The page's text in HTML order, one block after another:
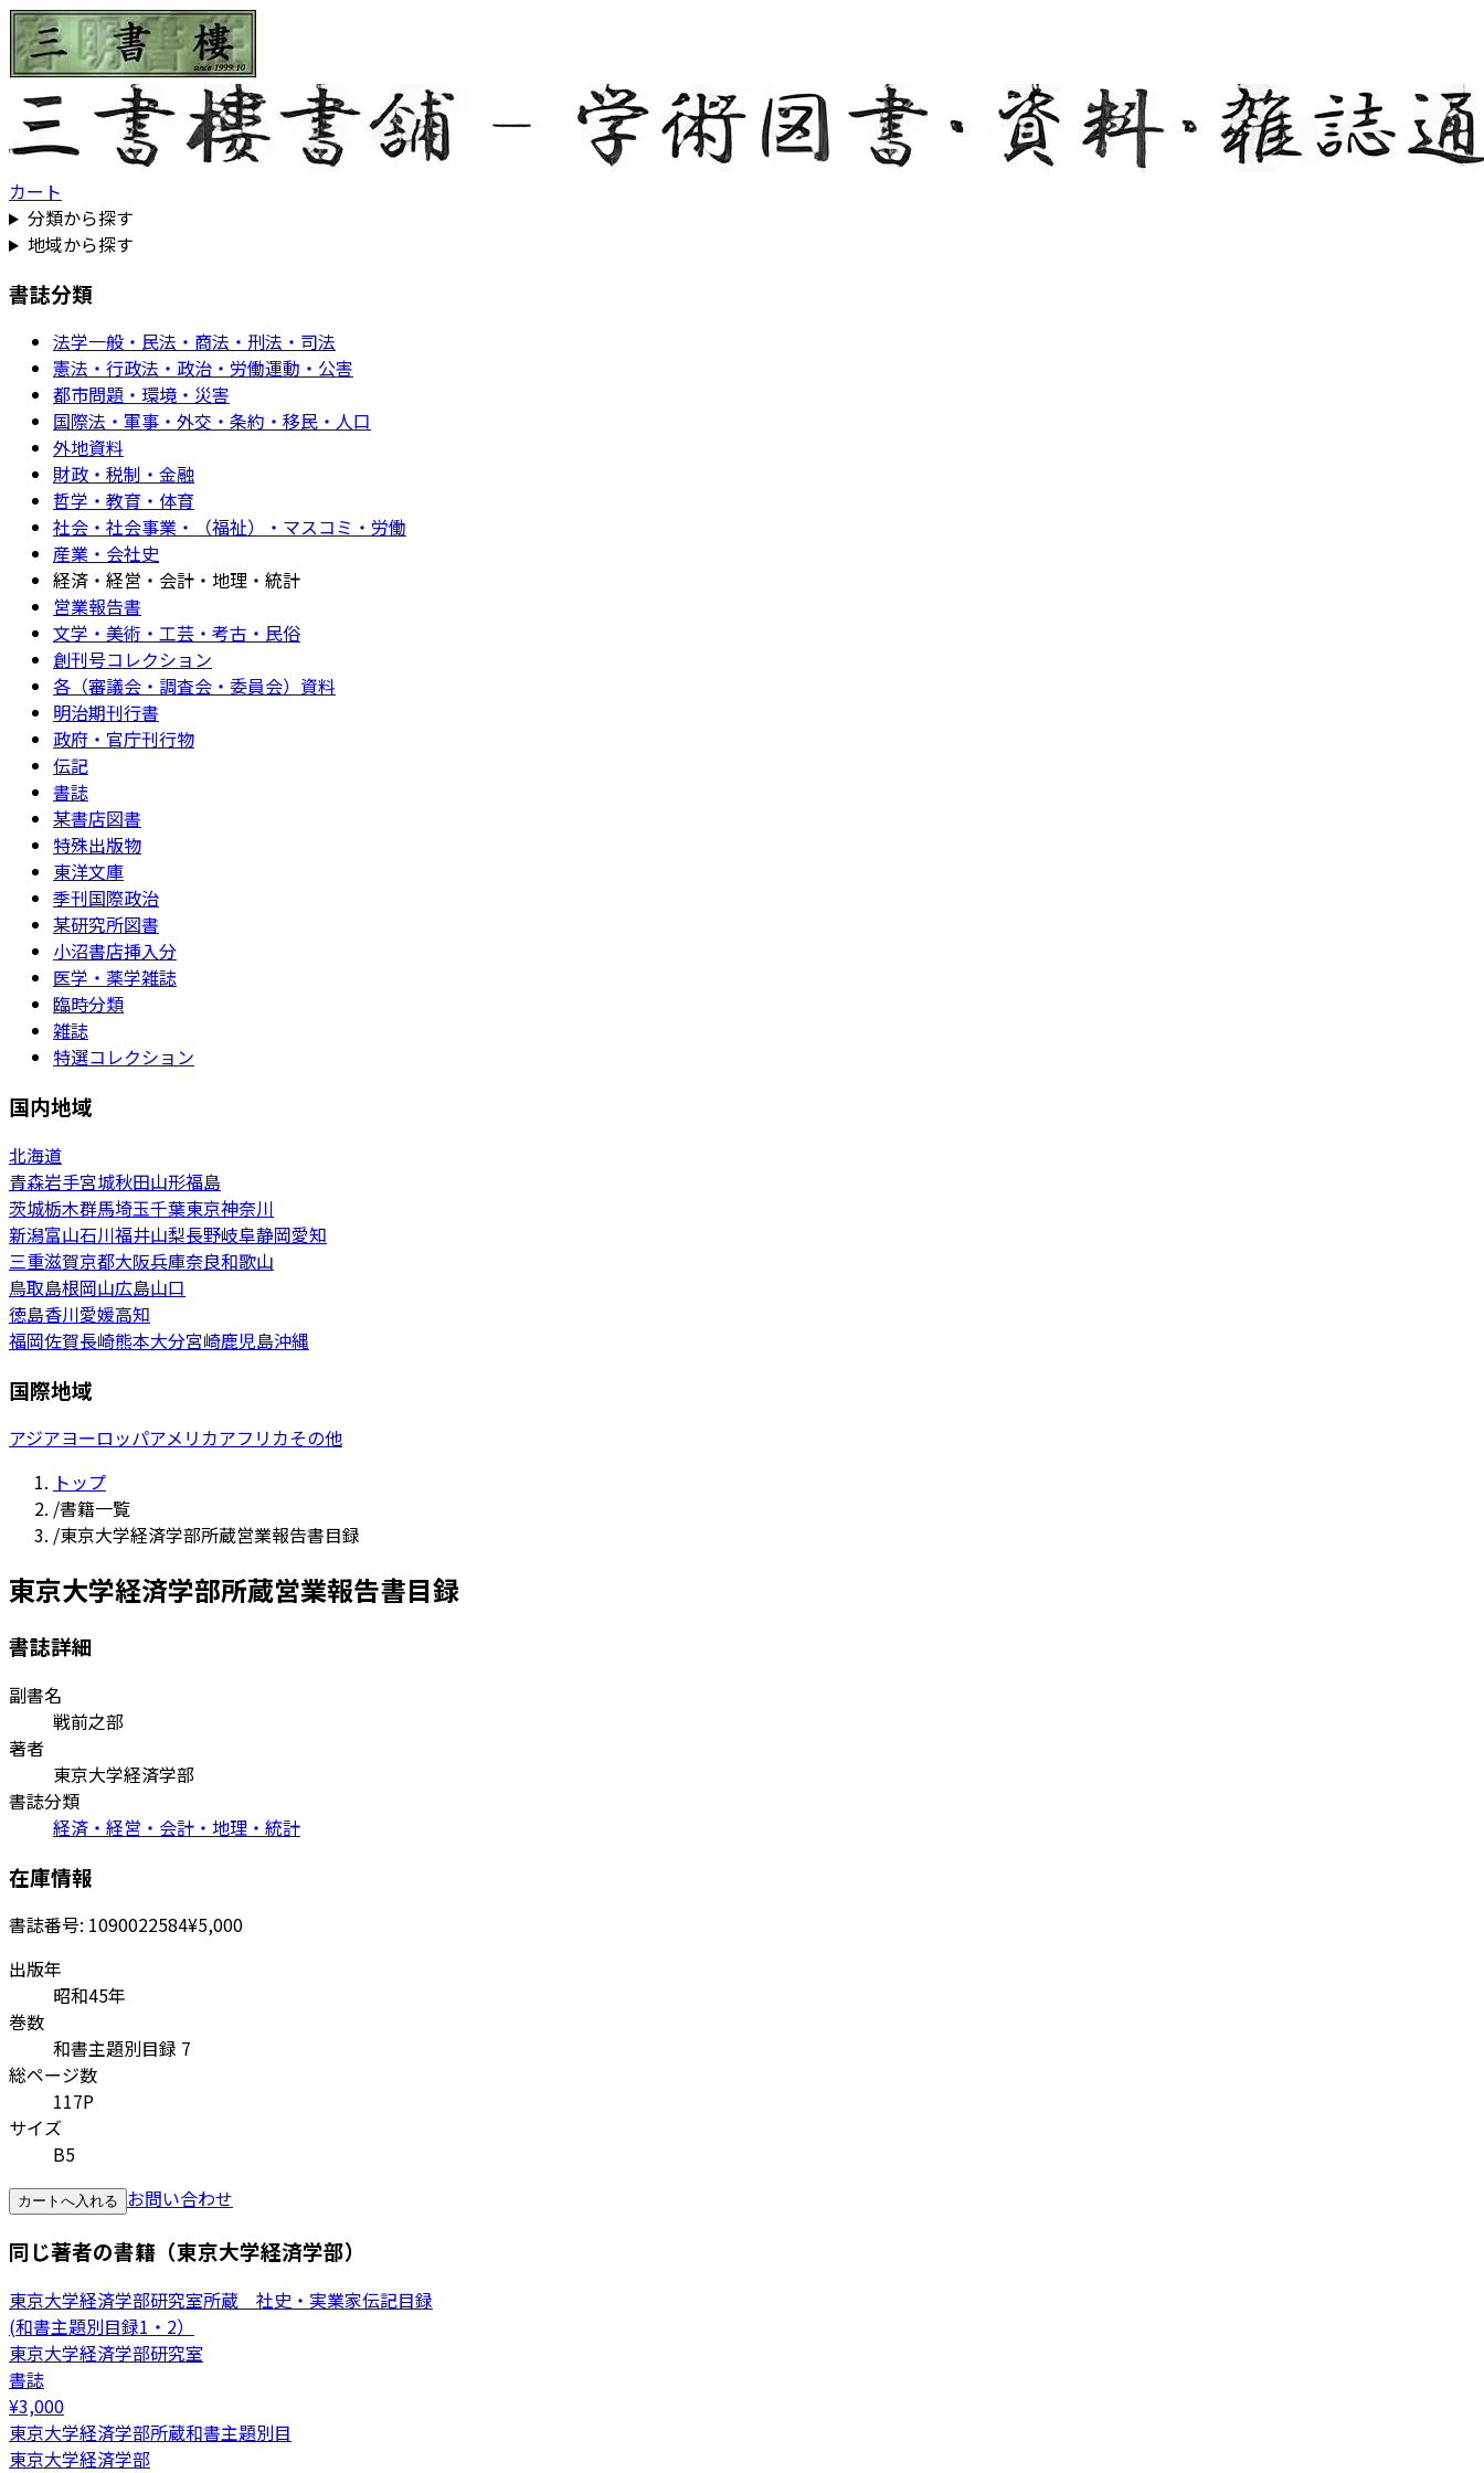
カート
分類から探す
地域から探す
書誌分類
法学一般・民法・商法・刑法・司法
憲法・行政法・政治・労働運動・公害
都市問題・環境・災害
国際法・軍事・外交・条約・移民・人口
外地資料
財政・税制・金融
哲学・教育・体育
社会・社会事業・（福祉）・マスコミ・労働
産業・会社史
経済・経営・会計・地理・統計
営業報告書
文学・美術・工芸・考古・民俗
創刊号コレクション
各（審議会・調査会・委員会）資料
明治期刊行書
政府・官庁刊行物
伝記
書誌
某書店図書
特殊出版物
東洋文庫
季刊国際政治
某研究所図書
小沼書店挿入分
医学・薬学雑誌
臨時分類
雑誌
特選コレクション
国内地域
北海道
青森岩手宮城秋田山形福島
茨城栃木群馬埼玉千葉東京神奈川
新潟富山石川福井山梨長野岐阜静岡愛知
三重滋賀京都大阪兵庫奈良和歌山
鳥取島根岡山広島山口
徳島香川愛媛高知
福岡佐賀長崎熊本大分宮崎鹿児島沖縄
国際地域
アジアヨーロッパアメリカアフリカその他
トップ
/書籍一覧
/東京大学経済学部所蔵営業報告書目録
東京大学経済学部所蔵営業報告書目録
書誌詳細
副書名
戦前之部
著者
東京大学経済学部
書誌分類
経済・経営・会計・地理・統計
在庫情報
書誌番号: 1090022584¥5,000
出版年
昭和45年
巻数
和書主題別目録 7
総ページ数
117P
サイズ
B5
カートへ入れる お問い合わせ
同じ著者の書籍（東京大学経済学部）
東京大学経済学部研究室所蔵 社史・実業家伝記目録
(和書主題別目録1・2）
東京大学経済学部研究室
書誌
¥3,000
東京大学経済学部所蔵和書主題別目
東京大学経済学部